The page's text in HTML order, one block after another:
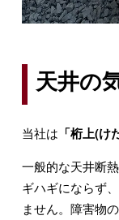
天井の
当社は 「桁上(け
一般的な天井断
ギハギにならず
ません。障害物